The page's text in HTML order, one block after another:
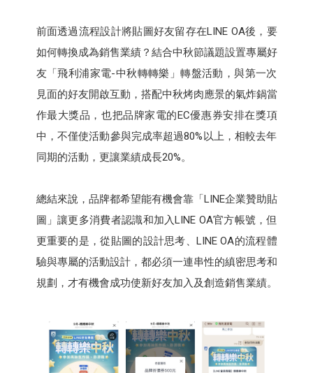
前面透過流程設計將貼圖好友留存在LINE OA後，要
如何轉換成為銷售業績？結合中秋節議題設置專屬好
友「飛利浦家電-中秋轉轉樂」轉盤活動，與第一次
見面的好友開啟互動，搭配中秋烤肉應景的氣炸鍋當
作最大獎品，也把品牌家電的EC優惠券安排在獎項
中，不僅使活動參與完成率超過80%以上，相較去年
同期的活動，更讓業績成長20%。
總結來說，品牌都希望能有機會靠「LINE企業贊助貼
圖」讓更多消費者認識和加入LINE OA官方帳號，但
更重要的是，從貼圖的設計思考、LINE OA的流程體
驗與專屬的活動設計，都必須一連串性的縝密思考和
規劃，才有機會成功使新好友加入及創造銷售業績。